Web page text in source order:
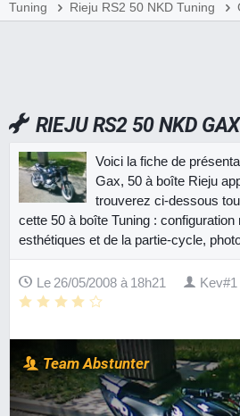
Tuning
Rieju RS2 50 NKD Tuning
RIEJU RS2 50 NKD GAX
Voici la fiche de
Gax, 50 à boîte Rieju
trouverez ci-dessous
cette 50 à boîte Tuning : configuration
esthétiques et de la partie-cycle,
Le 26/05/2008 à 18h21 Kev#1
Team Abstunter